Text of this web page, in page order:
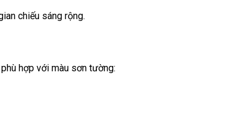
chiếu sáng rộng.
hợp với màu sơn tường: